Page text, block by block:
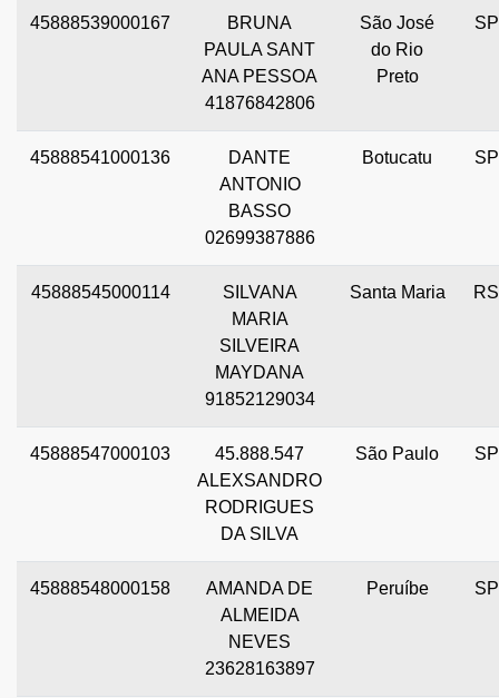
45888539000167
BRUNA
PAULA SANT
ANA PESSOA
41876842806
São José
do Rio
Preto
SP
45888541000136
DANTE
ANTONIO
BASSO
02699387886
Botucatu SP
45888545000114
SILVANA
MARIA
SILVEIRA
MAYDANA
91852129034
Santa Maria RS
45888547000103
45.888.547
ALEXSANDRO
RODRIGUES
DA SILVA
São Paulo SP
45888548000158
AMANDA DE
ALMEIDA
NEVES
23628163897
Peruíbe SP